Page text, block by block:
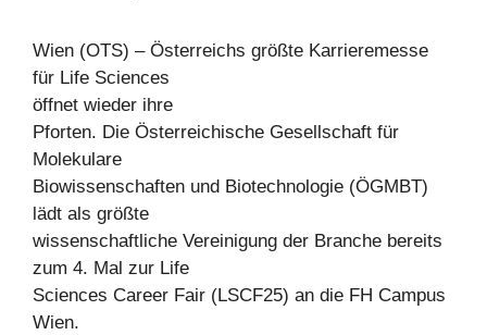
Wien (OTS) – Österreichs größte Karrieremesse
für Life Sciences
öffnet wieder ihre
Pforten. Die Österreichische Gesellschaft für
Molekulare
Biowissenschaften und Biotechnologie (ÖGMBT)
lädt als größte
wissenschaftliche Vereinigung der Branche bereits
zum 4. Mal zur Life
Sciences Career Fair (LSCF25) an die FH Campus
Wien.